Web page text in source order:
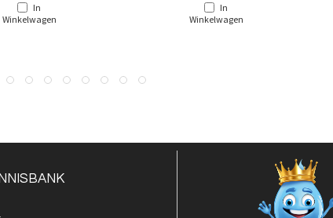
In
Winkelwagen
In
Winkelwagen